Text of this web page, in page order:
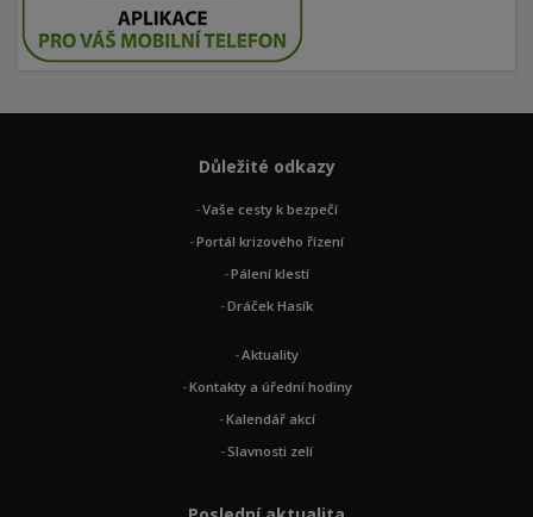
Důležité odkazy
Vaše cesty k bezpečí
Portál krizového řízení
Pálení klestí
Dráček Hasík
Aktuality
Kontakty a úřední hodiny
Kalendář akcí
Slavnosti zelí